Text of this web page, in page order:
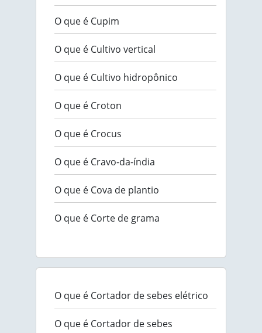
O que é Cupim
O que é Cultivo vertical
O que é Cultivo hidropônico
O que é Croton
O que é Crocus
O que é Cravo-da-índia
O que é Cova de plantio
O que é Corte de grama
O que é Cortador de sebes elétrico
O que é Cortador de sebes